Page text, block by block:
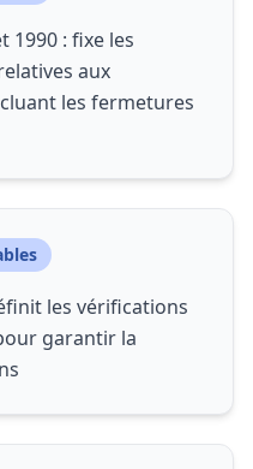
1990 : fixe les
aux
les fermetures
les vérifications
garantir la